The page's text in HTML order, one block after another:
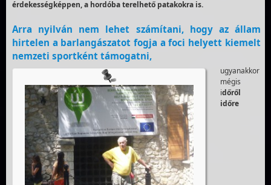
érdekességképpen, a hordóba terelhető patakokra is.
Arra nyilván nem lehet számítani, hogy az állam
hirtelen a barlangászatot fogja a foci helyett kiemelt
nemzeti sportként támogatni,
ugyanakkor
mégis
időről
időre